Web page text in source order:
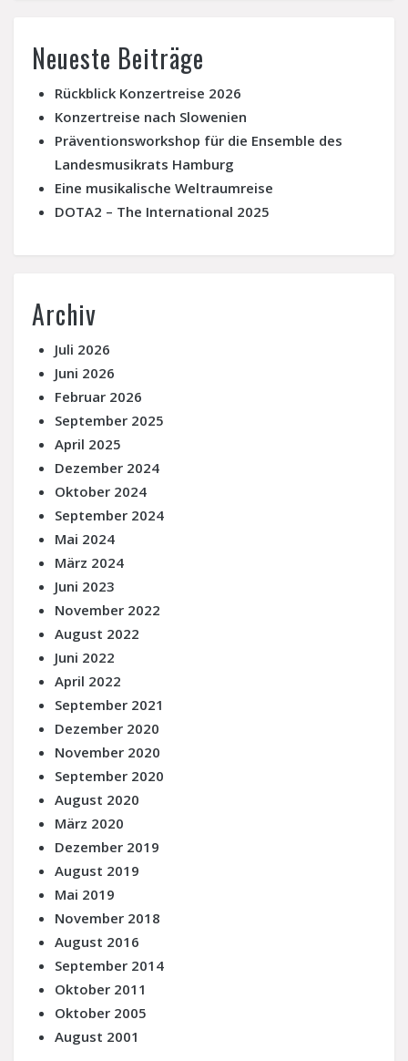
Neueste Beiträge
Rückblick Konzertreise 2026
Konzertreise nach Slowenien
Präventionsworkshop für die Ensemble des
Landesmusikrats Hamburg
Eine musikalische Weltraumreise
DOTA2 – The International 2025
Archiv
Juli 2026
Juni 2026
Februar 2026
September 2025
April 2025
Dezember 2024
Oktober 2024
September 2024
Mai 2024
März 2024
Juni 2023
November 2022
August 2022
Juni 2022
April 2022
September 2021
Dezember 2020
November 2020
September 2020
August 2020
März 2020
Dezember 2019
August 2019
Mai 2019
November 2018
August 2016
September 2014
Oktober 2011
Oktober 2005
August 2001